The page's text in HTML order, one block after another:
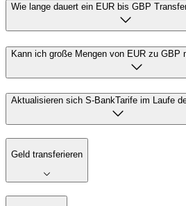
Wie lange dauert ein EUR bis GBP
Kann ich große Mengen von EUR zu GBP
Aktualisieren sich S-BankTarife im Laufe
Geld transferieren